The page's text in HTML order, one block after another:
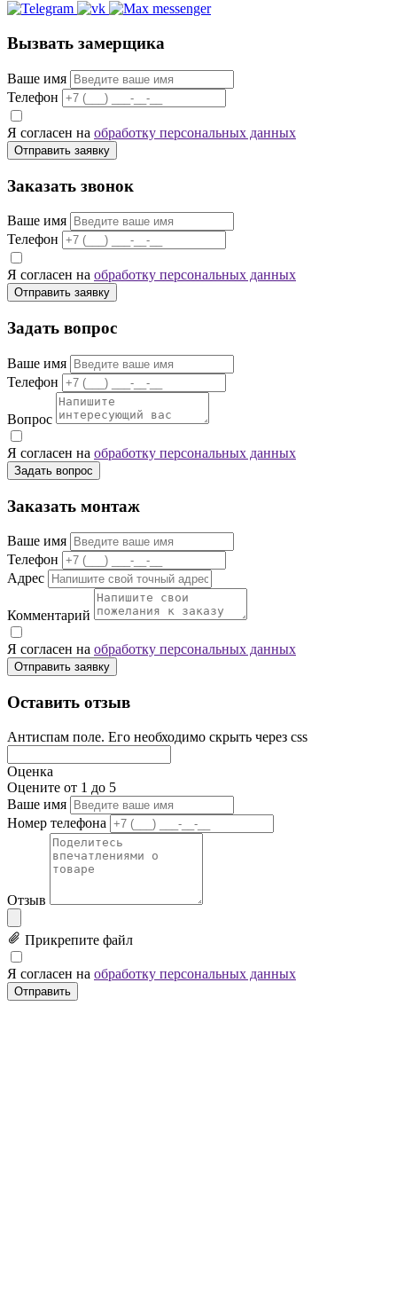
Вызвать замерщика
Ваше имя
Телефон
Я согласен на обработку персональных данных
Отправить заявку
Заказать звонок
Ваше имя
Телефон
Я согласен на обработку персональных данных
Отправить заявку
Задать вопрос
Ваше имя
Телефон
Вопрос
Я согласен на обработку персональных данных
Задать вопрос
Заказать монтаж
Ваше имя
Телефон
Адрес
Комментарий
Я согласен на обработку персональных данных
Отправить заявку
Оставить отзыв
Антиспам поле. Его необходимо скрыть через css
Оценка
Оцените от 1 до 5
Ваше имя
Номер телефона
Отзыв
Прикрепите файл
Я согласен на обработку персональных данных